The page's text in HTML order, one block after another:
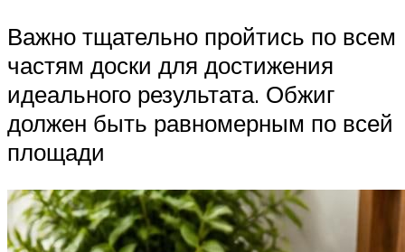
Важно тщательно пройтись по всем
частям доски для достижения
идеального результата. Обжиг
должен быть равномерным по всей
площади